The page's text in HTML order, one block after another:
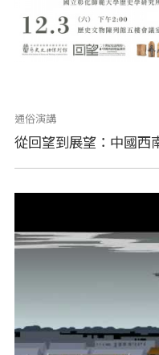
通俗演講
從回望到展望：中國西